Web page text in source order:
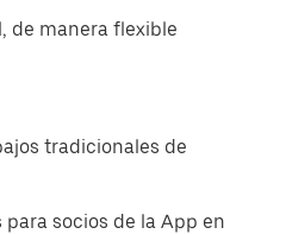
de manera flexible
tradicionales de
socios de la App en